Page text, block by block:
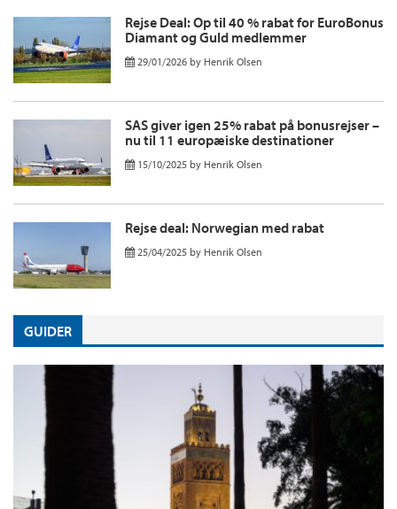
Rejse Deal: Op til 40 % rabat for EuroBonus
Diamant og Guld medlemmer
29/01/2026 by Henrik Olsen
SAS giver igen 25% rabat på bonusrejser –
nu til 11 europæiske destinationer
15/10/2025 by Henrik Olsen
Rejse deal: Norwegian med rabat
25/04/2025 by Henrik Olsen
GUIDER